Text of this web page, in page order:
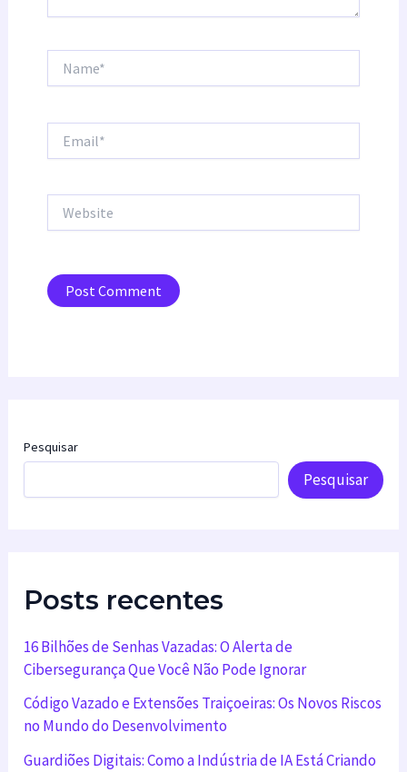
Pesquisar
Pesquisar
Posts recentes
16 Bilhões de Senhas Vazadas: O Alerta de
Cibersegurança Que Você Não Pode Ignorar
Código Vazado e Extensões Traiçoeiras: Os Novos Riscos
no Mundo do Desenvolvimento
Guardiões Digitais: Como a Indústria de IA Está Criando